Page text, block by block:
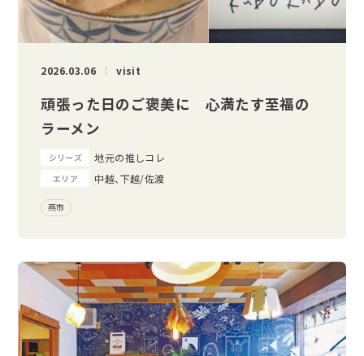
2026.03.06 visit
頑張った日のご褒美に 心満たす至福の
ラーメン
シリーズ 地元の推しコレ
エリア 中越、下越/佐渡
燕市